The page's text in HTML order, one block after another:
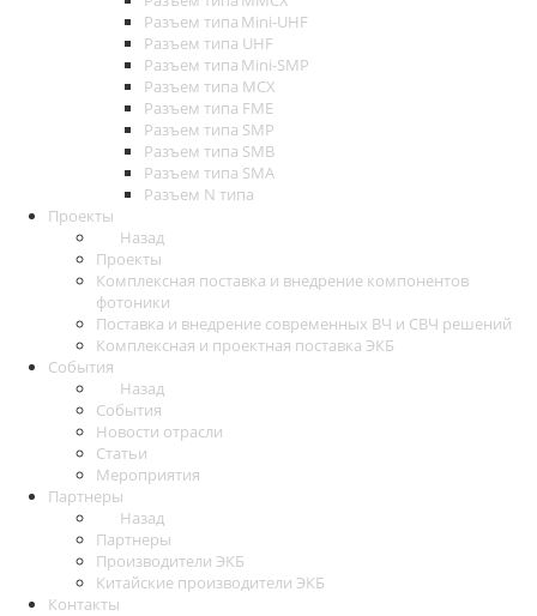
Разъем типа Mini-UHF
Разъем типа UHF
Разъем типа Mini-SMP
Разъем типа MCX
Разъем типа FME
Разъем типа SMP
Разъем типа SMB
Разъем типа SMA
Разъем N типа
Проекты
Назад
Проекты
Комплексная поставка и внедрение компонентов
фотоники
Поставка и внедрение современных ВЧ и СВЧ решений
Комплексная и проектная поставка ЭКБ
События
Назад
События
Новости отрасли
Статьи
Мероприятия
Партнеры
Назад
Партнеры
Производители ЭКБ
Китайские производители ЭКБ
Контакты